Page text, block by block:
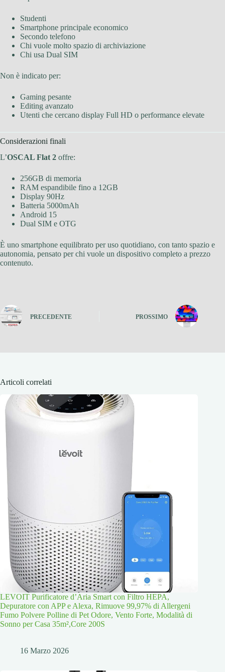
Studenti
Smartphone principale economico
Secondo telefono
Chi vuole molto spazio di archiviazione
Chi usa Dual SIM
Non è indicato per:
Gaming pesante
Editing avanzato
Utenti che cercano display Full HD o performance elevate
Considerazioni finali
L’OSCAL Flat 2 offre:
256GB di memoria
RAM espandibile fino a 12GB
Display 90Hz
Batteria 5000mAh
Android 15
Dual SIM e OTG
È uno smartphone equilibrato per uso quotidiano, con tanto spazio e
autonomia, pensato per chi vuole un dispositivo completo a prezzo
contenuto.
PRECEDENTE PROSSIMO
Articoli correlati
LEVOIT Purificatore d’Aria Smart con Filtro HEPA,
Depuratore con APP e Alexa, Rimuove 99,97% di Allergeni
Fumo Polvere Polline di Pet Odore, Vento Forte, Modalità di
Sonno per Casa 35m²,Core 200S
16 Marzo 2026